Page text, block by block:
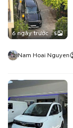
6 ngày trước 5
Nam Hoai Nguyen